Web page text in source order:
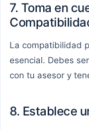
7. Toma en
La compatibilidad
esencial. Debes
con tu asesor y
8. Establece